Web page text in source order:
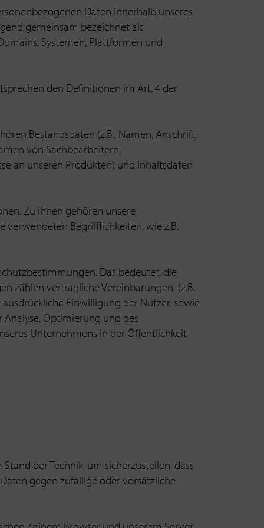
Daten innerhalb unseres
gemeinsam bezeichnet als
Systemen, Plattformen und
den Definitionen im Art. 4 der
Bestandsdaten (z.B., Namen, Anschrift,
von Sachbearbeitern,
an unseren Produkten) und Inhaltsdaten
Zu ihnen gehören unsere
verwendeten Begrifflichkeiten, wie z.B.
Das bedeutet, die
zählen vertragliche Vereinbarungen (z.B.
Einwilligung der Nutzer, sowie
Analyse, Optimierung und des
Unternehmens in der Öffentlichkeit
der Technik, um sicherzustellen, dass
gegen zufällige oder vorsätzliche